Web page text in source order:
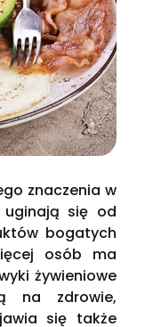
znaczenia w
uginają się od
bogatych
osób ma
żywieniowe
na zdrowie,
się także